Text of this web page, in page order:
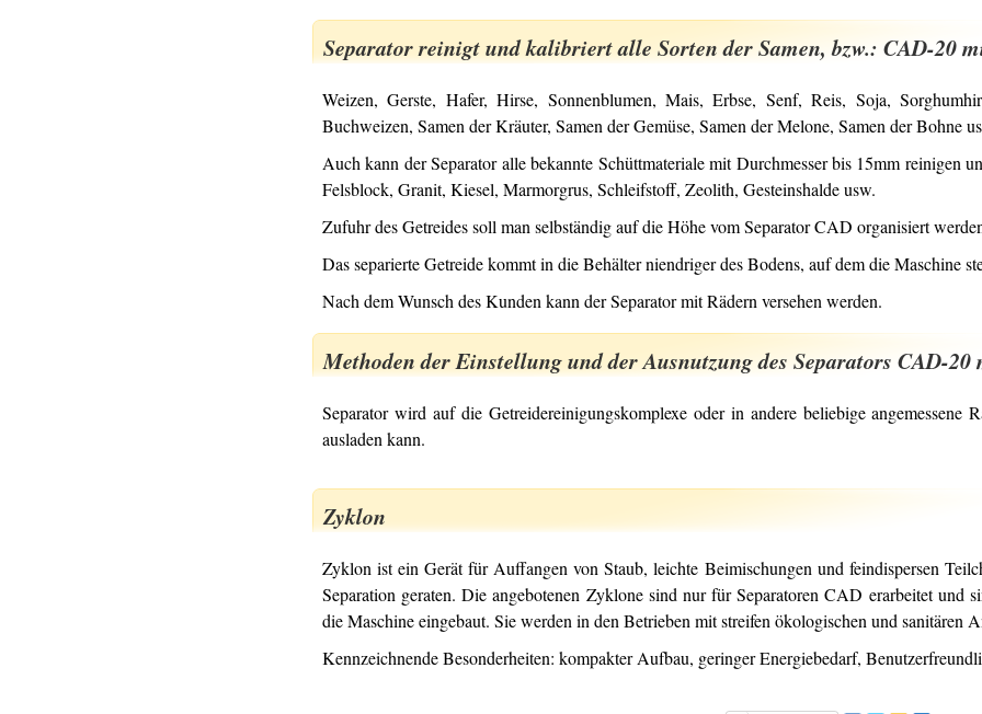
Separator reinigt und kalibriert alle Sorten der Samen, bzw.: CAD-20
Weizen, Gerste, Hafer, Hirse, Sonnenblumen, Mais, Erbse, Senf, Reis, Soja,
Buchweizen, Samen der Kräuter, Samen der Gemüse, Samen der Melone, Samen der Bohne
Auch kann der Separator alle bekannte Schüttmateriale mit Durchmesser bis 15mm reinigen
Felsblock, Granit, Kiesel, Marmorgrus, Schleifstoff, Zeolith, Gesteinshalde usw.
Zufuhr des Getreides soll man selbständig auf die Höhe vom Separator CAD organisiert
Das separierte Getreide kommt in die Behälter niendriger des Bodens, auf dem die Maschine
Nach dem Wunsch des Kunden kann der Separator mit Rädern versehen werden.
Methoden der Einstellung und der Ausnutzung des Separators CAD-
Separator wird auf die Getreidereinigungskomplexe oder in andere beliebige angemessene
ausladen kann.
Zyklon
Zyklon ist ein Gerät für Auffangen von Staub, leichte Beimischungen und feindispersen
Separation geraten. Die angebotenen Zyklone sind nur für Separatoren CAD erarbeitet und
die Maschine eingebaut. Sie werden in den Betrieben mit streifen ökologischen und sanitären
Kennzeichnende Besonderheiten: kompakter Aufbau, geringer Energiebedarf,